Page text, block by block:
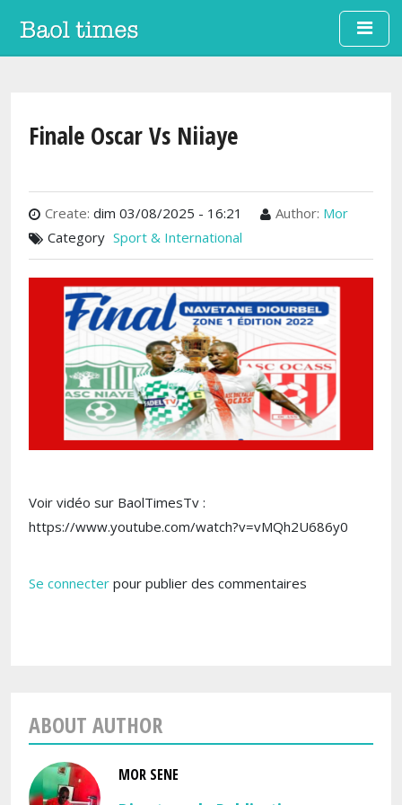
Aller au contenu principal
Finale Oscar Vs Niiaye
Create: dim 03/08/2025 - 16:21 Author: Mor
Category Sport & International
Voir vidéo sur BaolTimesTv :
https://www.youtube.com/watch?v=vMQh2U686y0
Se connecter pour publier des commentaires
ABOUT AUTHOR
MOR SENE